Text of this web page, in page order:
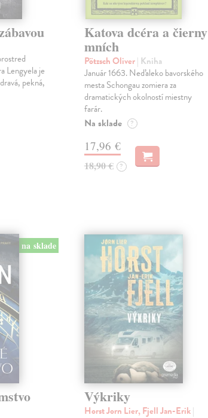
Lengyela je
pekná,
Katova dcéra a čierny
mních
Pötzsch Oliver| Kniha
Január 1663. Neďaleko bavorského
mesta Schongau zomiera za
dramatických okolností miestny
farár.
Na sklade ?
17,96 €
18,90 € ?
na sklade
Výkriky
Horst Jorn Lier, Fjell Jan-Erik|